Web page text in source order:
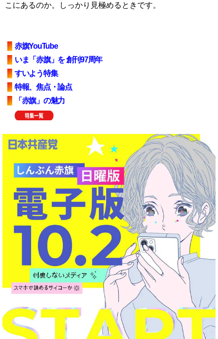
こにあるのか。しっかり見極めるときです。
赤旗YouTube
いま「赤旗」を 創刊97周年
すいよう特集
特報、焦点・論点
「赤旗」の魅力